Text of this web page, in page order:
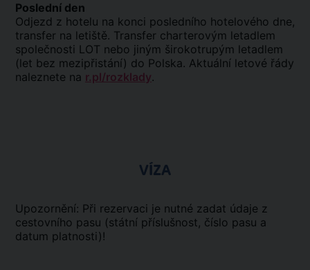
Poslední den
Odjezd z hotelu na konci posledního hotelového dne,
transfer na letiště. Transfer charterovým letadlem
společnosti LOT nebo jiným širokotrupým letadlem
(let bez mezipřistání) do Polska. Aktuální letové řády
naleznete na r.pl/rozklady.
VÍZA
Upozornění: Při rezervaci je nutné zadat údaje z
cestovního pasu (státní příslušnost, číslo pasu a
datum platnosti)!